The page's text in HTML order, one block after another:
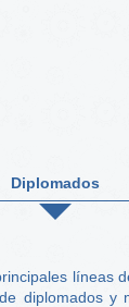
Diplomados
líneas
diplomados y